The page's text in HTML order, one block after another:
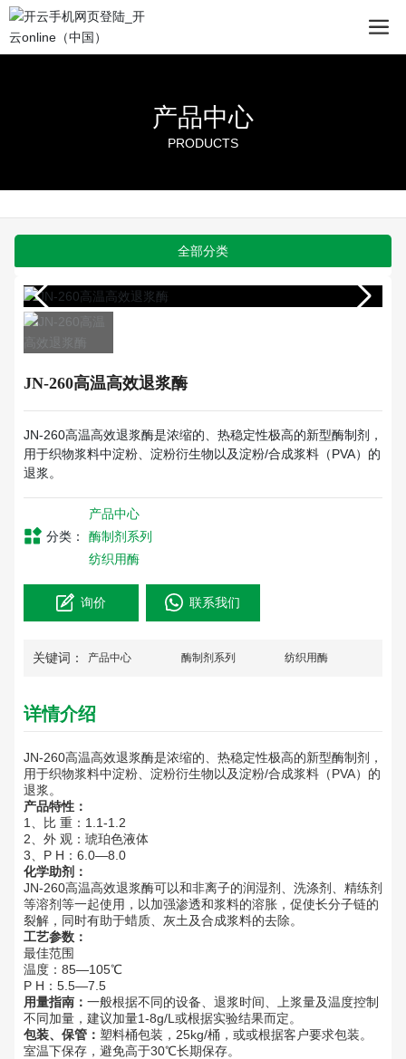
产品中心
PRODUCTS
全部分类
JN-260高温高效退浆酶
JN-260高温高效退浆酶是浓缩的、热稳定性极高的新型酶制剂，
用于织物浆料中淀粉、淀粉衍生物以及淀粉/合成浆料（PVA）的
退浆。
分类：
产品中心
酶制剂系列
纺织用酶
询价 联系我们
关键词： 产品中心 酶制剂系列 纺织用酶
详情介绍
JN-260高温高效退浆酶是浓缩的、热稳定性极高的新型酶制剂，
用于织物浆料中淀粉、淀粉衍生物以及淀粉/合成浆料（PVA）的
退浆。
产品特性：
1、比 重：1.1-1.2
2、外 观：琥珀色液体
3、P H：6.0—8.0
化学助剂：
JN-260高温高效退浆酶可以和非离子的润湿剂、洗涤剂、精练剂
等溶剂等一起使用，以加强渗透和浆料的溶胀，促使长分子链的
裂解，同时有助于蜡质、灰土及合成浆料的去除。
工艺参数：
最佳范围
温度：85—105℃
P H：5.5—7.5
用量指南： 一般根据不同的设备、退浆时间、上浆量及温度控制
不同加量，建议加量1-8g/L或根据实验结果而定。
包装、保管： 塑料桶包装，25kg/桶，或或根据客户要求包装。
室温下保存，避免高于30℃长期保存。